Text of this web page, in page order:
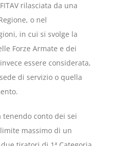
rilasciata da una
o nel
in cui si svolge la
Forze Armate e dei
essere considerata,
di servizio o quella
tenendo conto dei sei
massimo di un